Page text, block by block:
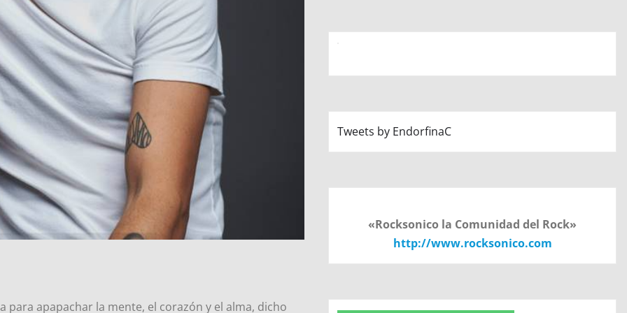
apapachar la mente, el corazón y el alma, dicho
Tweets by EndorfinaC
«Rocksonico la Comunidad del Rock»
http://www.rocksonico.com